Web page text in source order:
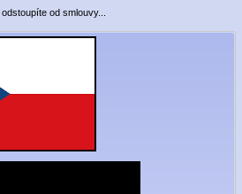
od smlouvy...